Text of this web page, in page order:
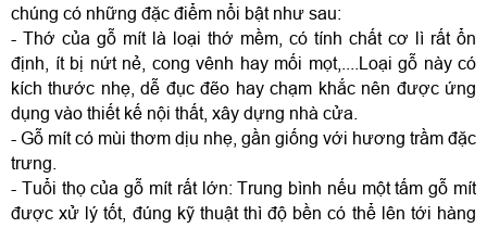
chúng có những đặc điểm nổi bật như sau:
- Thớ của gỗ mít là loại thớ mềm, có tính chất cơ lì rất ổn
định, ít bị nứt nẻ, cong vênh hay mối mọt,....Loại gỗ này có
kích thước nhẹ, dễ đục đẽo hay chạm khắc nên được ứng
dụng vào thiết kế nội thất, xây dựng nhà cửa.
- Gỗ mít có mùi thơm dịu nhẹ, gần giống với hương trầm đặc
trưng.
- Tuổi thọ của gỗ mít rất lớn: Trung bình nếu một tấm gỗ mít
được xử lý tốt, đúng kỹ thuật thì độ bền có thể lên tới hàng